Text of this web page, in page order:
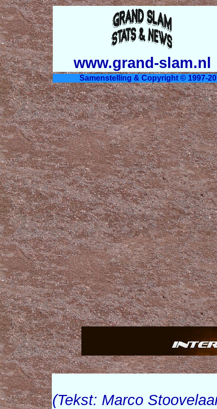
www.grand-slam.nl
Samenstelling & Copyright © 1997-
(Tekst: Marco